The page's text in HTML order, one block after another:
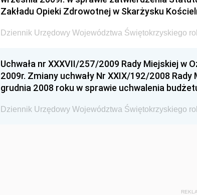
Zakładu Opieki Zdrowotnej w Skarżysku
Dziennik Urzędowy Województwa Świętokrzyskiego
Uchwała nr XXXVII/257/2009 Rady Miejskiej w
2009r. Zmiany uchwały Nr XXIX/192/2008
grudnia 2008 roku w sprawie uchwalenia
Dziennik Urzędowy Województwa Świętokrzyskiego